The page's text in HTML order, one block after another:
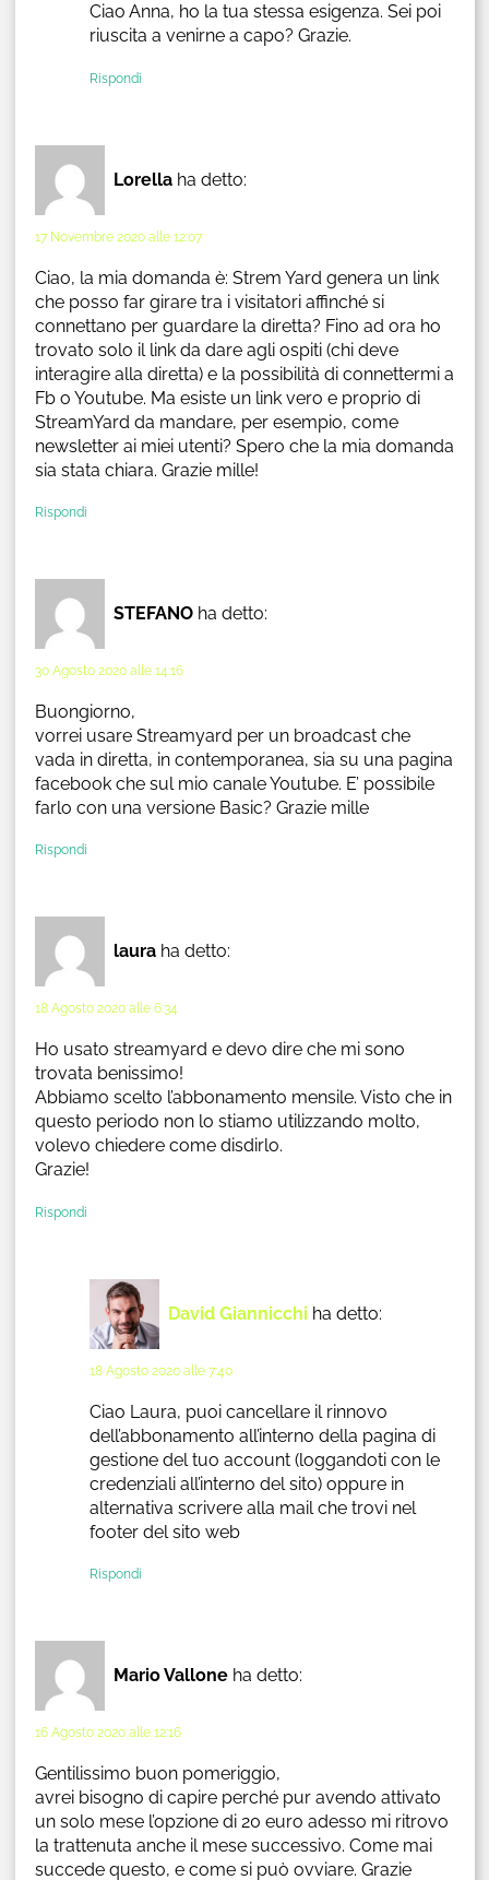
Ciao Anna, ho la tua stessa esigenza. Sei poi
riuscita a venirne a capo? Grazie.
Rispondi
Lorella ha detto:
17 Novembre 2020 alle 12:07
Ciao, la mia domanda è: Strem Yard genera un link
che posso far girare tra i visitatori affinché si
connettano per guardare la diretta? Fino ad ora ho
trovato solo il link da dare agli ospiti (chi deve
interagire alla diretta) e la possibilità di connettermi a
Fb o Youtube. Ma esiste un link vero e proprio di
StreamYard da mandare, per esempio, come
newsletter ai miei utenti? Spero che la mia domanda
sia stata chiara. Grazie mille!
Rispondi
STEFANO ha detto:
30 Agosto 2020 alle 14:16
Buongiorno,
vorrei usare Streamyard per un broadcast che
vada in diretta, in contemporanea, sia su una pagina
facebook che sul mio canale Youtube. E’ possibile
farlo con una versione Basic? Grazie mille
Rispondi
laura ha detto:
18 Agosto 2020 alle 6:34
Ho usato streamyard e devo dire che mi sono
trovata benissimo!
Abbiamo scelto l’abbonamento mensile. Visto che in
questo periodo non lo stiamo utilizzando molto,
volevo chiedere come disdirlo.
Grazie!
Rispondi
David Giannicchi ha detto:
18 Agosto 2020 alle 7:40
Ciao Laura, puoi cancellare il rinnovo
dell’abbonamento all’interno della pagina di
gestione del tuo account (loggandoti con le
credenziali all’interno del sito) oppure in
alternativa scrivere alla mail che trovi nel
footer del sito web
Rispondi
Mario Vallone ha detto:
16 Agosto 2020 alle 12:16
Gentilissimo buon pomeriggio,
avrei bisogno di capire perché pur avendo attivato
un solo mese l’opzione di 20 euro adesso mi ritrovo
la trattenuta anche il mese successivo. Come mai
succede questo, e come si può ovviare. Grazie